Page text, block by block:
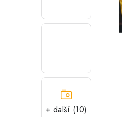
+ další (10)